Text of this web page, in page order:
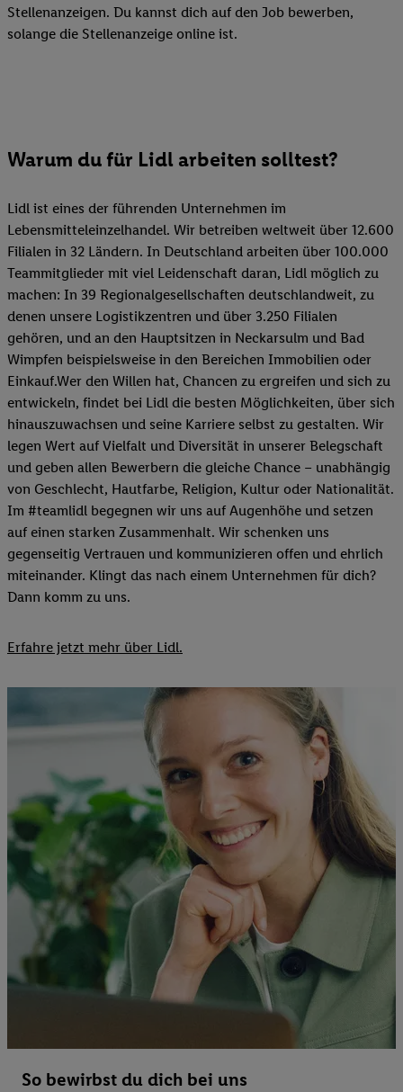
Stellenanzeigen. Du kannst dich auf den Job bewerben,
solange die Stellenanzeige online ist.
Warum du für Lidl arbeiten solltest?
Lidl ist eines der führenden Unternehmen im
Lebensmitteleinzelhandel. Wir betreiben weltweit über 12.600
Filialen in 32 Ländern. In Deutschland arbeiten über 100.000
Teammitglieder mit viel Leidenschaft daran, Lidl möglich zu
machen: In 39 Regionalgesellschaften deutschlandweit, zu
denen unsere Logistikzentren und über 3.250 Filialen
gehören, und an den Hauptsitzen in Neckarsulm und Bad
Wimpfen beispielsweise in den Bereichen Immobilien oder
Einkauf.Wer den Willen hat, Chancen zu ergreifen und sich zu
entwickeln, findet bei Lidl die besten Möglichkeiten, über sich
hinauszuwachsen und seine Karriere selbst zu gestalten. Wir
legen Wert auf Vielfalt und Diversität in unserer Belegschaft
und geben allen Bewerbern die gleiche Chance – unabhängig
von Geschlecht, Hautfarbe, Religion, Kultur oder Nationalität.
Im #teamlidl begegnen wir uns auf Augenhöhe und setzen
auf einen starken Zusammenhalt. Wir schenken uns
gegenseitig Vertrauen und kommunizieren offen und ehrlich
miteinander. Klingt das nach einem Unternehmen für dich?
Dann komm zu uns.​
Erfahre jetzt mehr über Lidl.
So bewirbst du dich bei uns